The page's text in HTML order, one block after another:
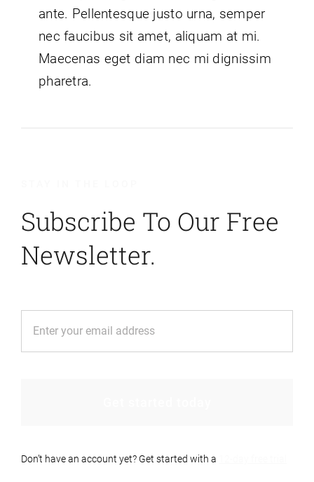
ante. Pellentesque justo urna, semper
nec faucibus sit amet, aliquam at mi.
Maecenas eget diam nec mi dignissim
pharetra.
Subscribe To Our Free
Newsletter.
Don’t have an account yet? Get started with a